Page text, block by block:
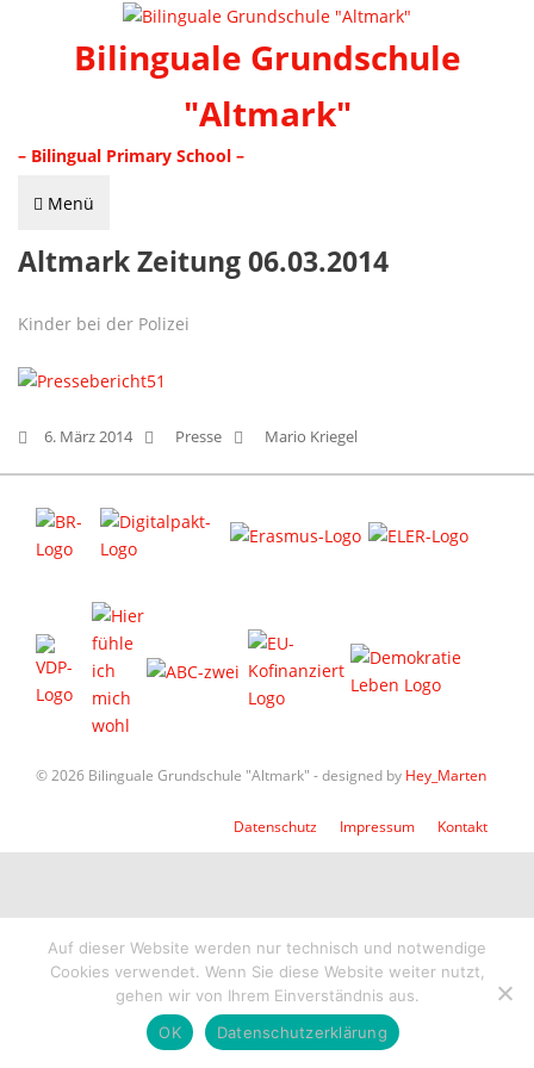
Bilinguale Grundschule
"Altmark"
– Bilingual Primary School –
Menü
Altmark Zeitung 06.03.2014
Kinder bei der Polizei
6. März 2014 Presse Mario Kriegel
© 2026 Bilinguale Grundschule "Altmark" - designed by Hey_Marten
Datenschutz Impressum Kontakt
Auf dieser Website werden nur technisch und notwendige
Cookies verwendet. Wenn Sie diese Website weiter nutzt,
gehen wir von Ihrem Einverständnis aus.
OK
Datenschutzerklärung